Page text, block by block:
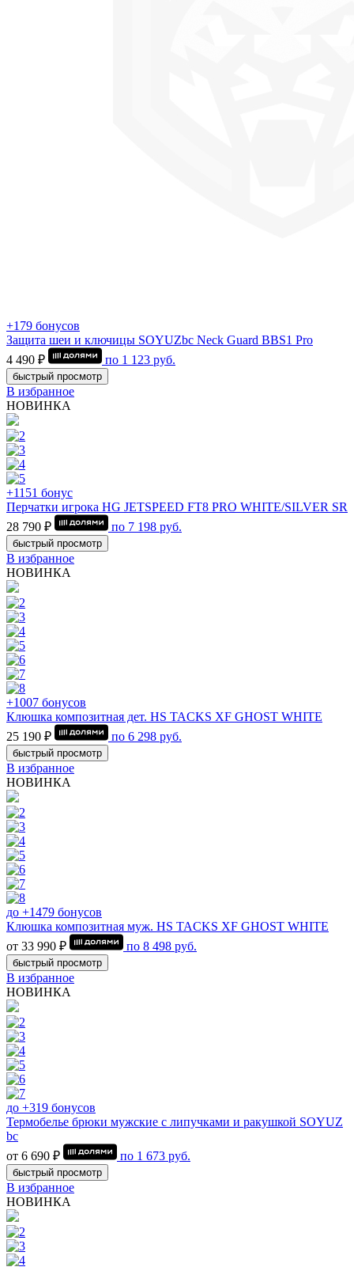
+179 бонусов
Защита шеи и ключицы SOYUZbc Neck Guard BBS1 Pro
4 490 ₽
по 1 123 руб.
быстрый просмотр
В избранное
НОВИНКА
+1151 бонус
Перчатки игрока HG JETSPEED FT8 PRO WHITE/SILVER SR
28 790 ₽
по 7 198 руб.
быстрый просмотр
В избранное
НОВИНКА
+1007 бонусов
Клюшка композитная дет. HS TACKS XF GHOST WHITE
25 190 ₽
по 6 298 руб.
быстрый просмотр
В избранное
НОВИНКА
до +1479 бонусов
Клюшка композитная муж. HS TACKS XF GHOST WHITE
от 33 990 ₽
по 8 498 руб.
быстрый просмотр
В избранное
НОВИНКА
до +319 бонусов
Термобелье брюки мужские с липучками и ракушкой SOYUZ
bc
от 6 690 ₽
по 1 673 руб.
быстрый просмотр
В избранное
НОВИНКА